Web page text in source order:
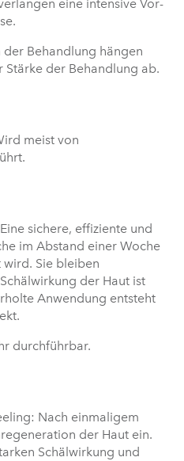
eine intensive Vor-
Behandlung hängen
Stärke der Behandlung ab.
meist von
sichere, effiziente und
im Abstand einer Woche
Sie bleiben
der Haut ist
Anwendung entsteht
durchführbar.
Nach einmaligem
der Haut ein.
Schälwirkung und